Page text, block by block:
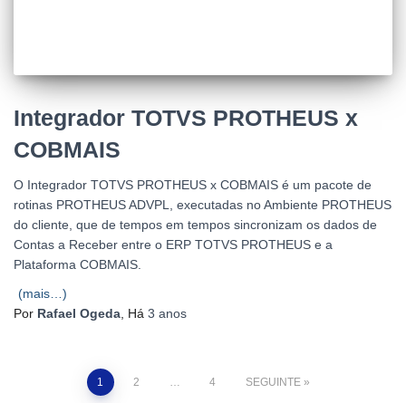
Integrador TOTVS PROTHEUS x
COBMAIS
O Integrador TOTVS PROTHEUS x COBMAIS é um pacote de
rotinas PROTHEUS ADVPL, executadas no Ambiente PROTHEUS
do cliente, que de tempos em tempos sincronizam os dados de
Contas a Receber entre o ERP TOTVS PROTHEUS e a
Plataforma COBMAIS.
(mais…)
Por Rafael Ogeda , Há 3 anos
Paginação
1 2 4 SEGUINTE